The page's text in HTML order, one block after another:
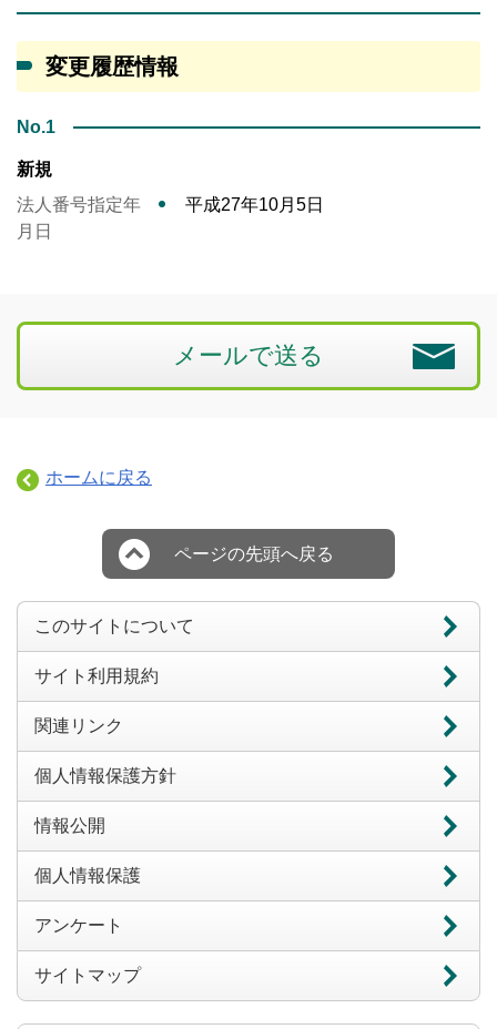
変更履歴情報
No.1
新規
法人番号指定年
月日
平成27年10月5日
メールで送る
ホームに戻る
ページの先頭へ戻る
このサイトについて
サイト利用規約
関連リンク
個人情報保護方針
情報公開
個人情報保護
アンケート
サイトマップ